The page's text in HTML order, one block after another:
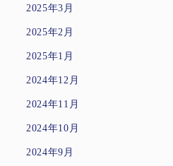
2025年3月
2025年2月
2025年1月
2024年12月
2024年11月
2024年10月
2024年9月